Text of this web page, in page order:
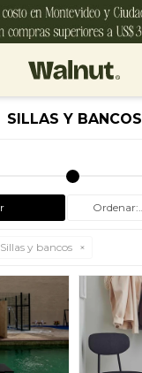
SILLAS Y BANCOS
Sillas y bancos